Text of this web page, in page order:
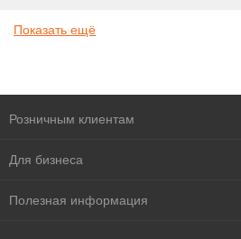
Показать ещё
Розничным клиентам
Для бизнеса
Полезная информация